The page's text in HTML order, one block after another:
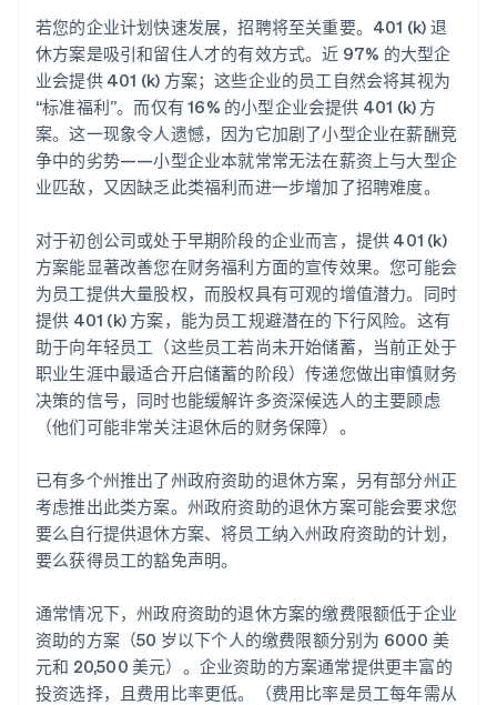
若您的企业计划快速发展，招聘将至关重要。401 (k) 退
休方案是吸引和留住人才的有效方式。近 97% 的大型企
业会提供 401 (k) 方案；这些企业的员工自然会将其视为
“标准福利”。而仅有 16% 的小型企业会提供 401 (k) 方
案。这一现象令人遗憾，因为它加剧了小型企业在薪酬竞
争中的劣势——小型企业本就常常无法在薪资上与大型企
业匹敌，又因缺乏此类福利而进一步增加了招聘难度。
对于初创公司或处于早期阶段的企业而言，提供 401 (k)
方案能显著改善您在财务福利方面的宣传效果。您可能会
为员工提供大量股权，而股权具有可观的增值潜力。同时
提供 401 (k) 方案，能为员工规避潜在的下行风险。这有
助于向年轻员工（这些员工若尚未开始储蓄，当前正处于
职业生涯中最适合开启储蓄的阶段）传递您做出审慎财务
决策的信号，同时也能缓解许多资深候选人的主要顾虑
（他们可能非常关注退休后的财务保障）。
已有多个州推出了州政府资助的退休方案，另有部分州正
考虑推出此类方案。州政府资助的退休方案可能会要求您
要么自行提供退休方案、将员工纳入州政府资助的计划，
要么获得员工的豁免声明。
通常情况下，州政府资助的退休方案的缴费限额低于企业
资助的方案（50 岁以下个人的缴费限额分别为 6000 美
元和 20,500 美元）。企业资助的方案通常提供更丰富的
投资选择，且费用比率更低。（费用比率是员工每年需从